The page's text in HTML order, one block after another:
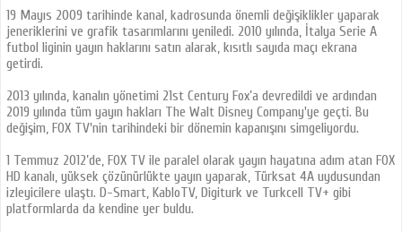
19 Mayıs 2009 tarihinde kanal, kadrosunda önemli değişiklikler yaparak
jeneriklerini ve grafik tasarımlarını yeniledi. 2010 yılında, İtalya Serie A
futbol liginin yayın haklarını satın alarak, kısıtlı sayıda maçı ekrana
getirdi.
2013 yılında, kanalın yönetimi 21st Century Fox’a devredildi ve ardından
2019 yılında tüm yayın hakları The Walt Disney Company'ye geçti. Bu
değişim, FOX TV'nin tarihindeki bir dönemin kapanışını simgeliyordu.
1 Temmuz 2012’de, FOX TV ile paralel olarak yayın hayatına adım atan FOX
HD kanalı, yüksek çözünürlükte yayın yaparak, Türksat 4A uydusundan
izleyicilere ulaştı. D-Smart, KabloTV, Digiturk ve Turkcell TV+ gibi
platformlarda da kendine yer buldu.